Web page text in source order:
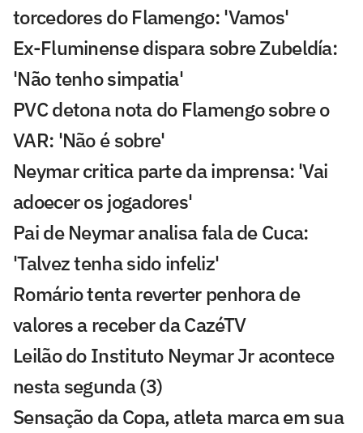
torcedores do Flamengo: 'Vamos'
Ex-Fluminense dispara sobre Zubeldía:
'Não tenho simpatia'
PVC detona nota do Flamengo sobre o
VAR: 'Não é sobre'
Neymar critica parte da imprensa: 'Vai
adoecer os jogadores'
Pai de Neymar analisa fala de Cuca:
'Talvez tenha sido infeliz'
Romário tenta reverter penhora de
valores a receber da CazéTV
Leilão do Instituto Neymar Jr acontece
nesta segunda (3)
Sensação da Copa, atleta marca em sua